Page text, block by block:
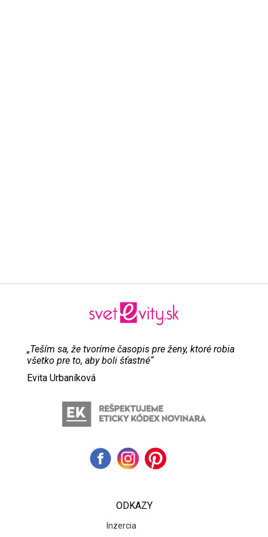
„Teším sa, že tvoríme časopis pre ženy, ktoré robia
všetko pre to, aby boli šťastné“
Evita Urbaníková
ODKAZY
Inzercia